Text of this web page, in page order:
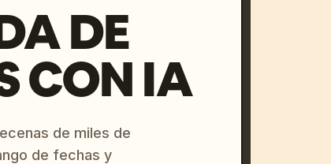
DE
CON IA
de miles de
de fechas y